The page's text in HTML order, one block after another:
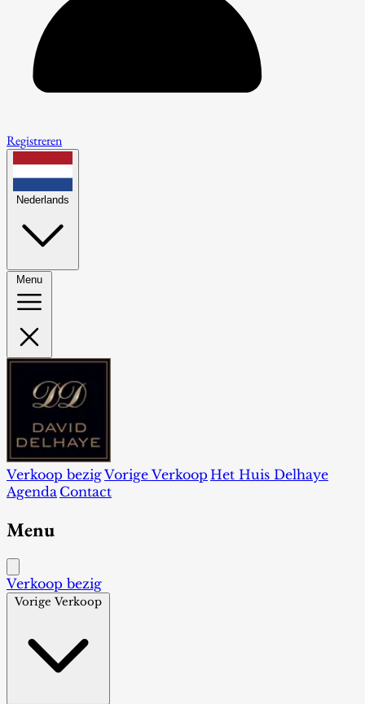
Registreren
Nederlands
Menu
Verkoop bezigVorige Verkoop Het Huis Delhaye
Agenda Contact
Menu
Verkoop bezig
Vorige Verkoop